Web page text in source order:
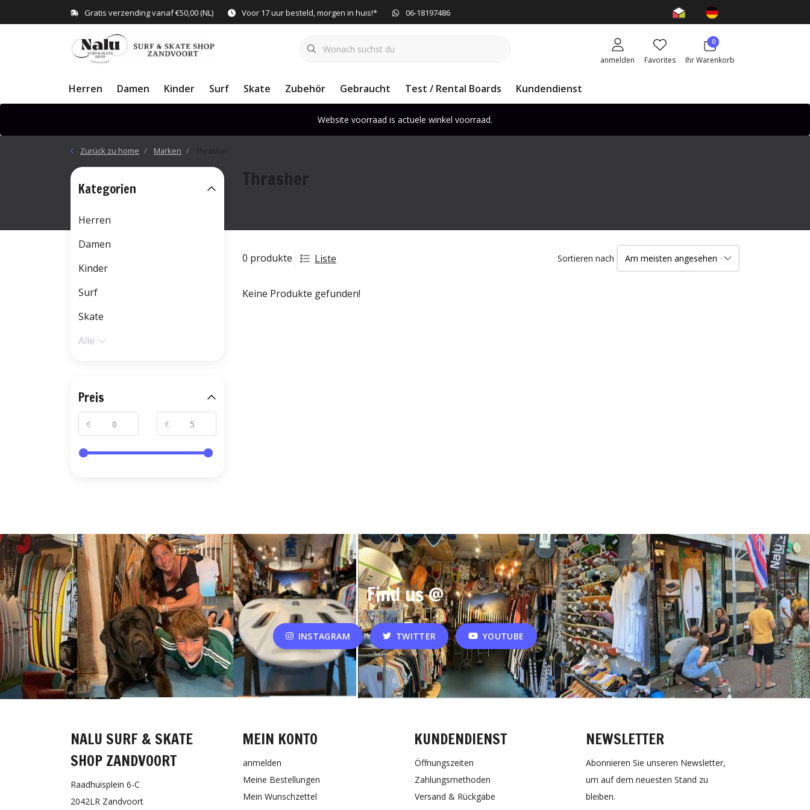
Gratis verzending vanaf €50,00 (NL) Voor 17 uur besteld, morgen in huis!* 06-18197486
anmelden Favorites
0
Ihr Warenkorb
Herren Damen Kinder Surf Skate Zubehör Gebraucht Test / Rental Boards Kundendienst
Website voorraad is actuele winkel voorraad.
Zurück zu home Marken Thrasher
Thrasher
0 produkte Liste Sortieren nach
Keine Produkte gefunden!
Kategorien
Herren
Damen
Kinder
Surf
Skate
Alle
Preis
€ €
Find us @
INSTAGRAM TWITTER YOUTUBE
NALU SURF & SKATE
SHOP ZANDVOORT
Raadhuisplein 6-C
2042LR Zandvoort
MEIN KONTO
anmelden
Meine Bestellungen
Mein Wunschzettel
KUNDENDIENST
Öffnungszeiten
Zahlungsmethoden
Versand & Rückgabe
NEWSLETTER
Abonnieren Sie unseren Newsletter,
um auf dem neuesten Stand zu
bleiben.